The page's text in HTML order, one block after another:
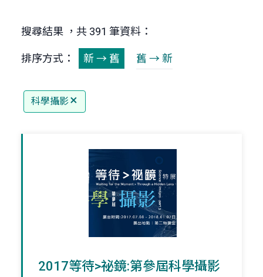
搜尋結果 ，共 391 筆資料：
排序方式： 新 → 舊 舊 → 新
科學攝影
2017等待>祕鏡:第參屆科學攝影